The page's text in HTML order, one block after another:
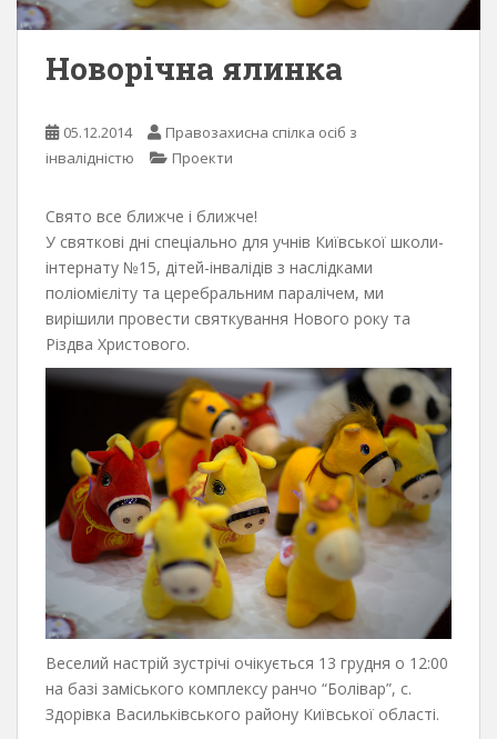
Новорічна ялинка
05.12.2014
Правозахисна спілка осіб з
інвалідністю
Проекти
Свято все ближче і ближче!
У святкові дні спеціально для учнів Київської школи-
інтернату №15, дітей-інвалідів з наслідками
поліомієліту та церебральним паралічем, ми
вирішили провести святкування Нового року та
Різдва Христового.
Веселий настрій зустрічі очікується 13 грудня о 12:00
на базі заміського комплексу ранчо “Болівар”, с.
Здорівка Васильківського району Київської області.